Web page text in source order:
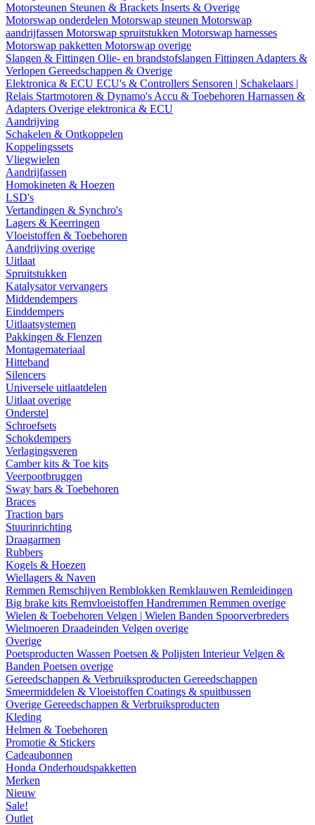
Motorsteunen Steunen & Brackets Inserts & Overige
Motorswap onderdelen Motorswap steunen Motorswap
aandrijfassen Motorswap spruitstukken Motorswap harnesses
Motorswap pakketten Motorswap overige
Slangen & Fittingen Olie- en brandstofslangen Fittingen Adapters &
Verlopen Gereedschappen & Overige
Elektronica & ECU ECU's & Controllers Sensoren | Schakelaars |
Relais Startmotoren & Dynamo's Accu & Toebehoren Harnassen &
Adapters Overige elektronica & ECU
Aandrijving
Schakelen & Ontkoppelen
Koppelingssets
Vliegwielen
Aandrijfassen
Homokineten & Hoezen
LSD's
Vertandingen & Synchro's
Lagers & Keerringen
Vloeistoffen & Toebehoren
Aandrijving overige
Uitlaat
Spruitstukken
Katalysator vervangers
Middendempers
Einddempers
Uitlaatsystemen
Pakkingen & Flenzen
Montagemateriaal
Hitteband
Silencers
Universele uitlaatdelen
Uitlaat overige
Onderstel
Schroefsets
Schokdempers
Verlagingsveren
Camber kits & Toe kits
Veerpootbruggen
Sway bars & Toebehoren
Braces
Traction bars
Stuurinrichting
Draagarmen
Rubbers
Kogels & Hoezen
Wiellagers & Naven
Remmen Remschijven Remblokken Remklauwen Remleidingen
Big brake kits Remvloeistoffen Handremmen Remmen overige
Wielen & Toebehoren Velgen | Wielen Banden Spoorverbreders
Wielmoeren Draadeinden Velgen overige
Overige
Poetsproducten Wassen Poetsen & Polijsten InterieurVelgen &
Banden Poetsen overige
Gereedschappen & Verbruiksproducten Gereedschappen
Smeermiddelen & Vloeistoffen Coatings & spuitbussen
Overige Gereedschappen & Verbruiksproducten
Kleding
Helmen & Toebehoren
Promotie & Stickers
Cadeaubonnen
Honda Onderhoudspakketten
Merken
Nieuw
Sale!
Outlet